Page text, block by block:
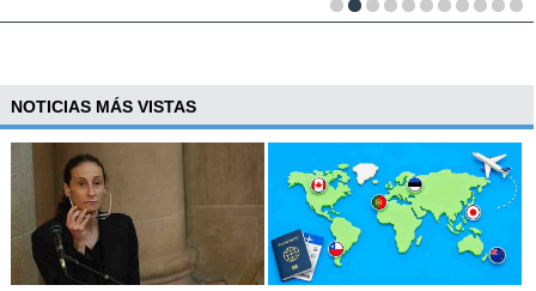
NOTICIAS MÁS VISTAS